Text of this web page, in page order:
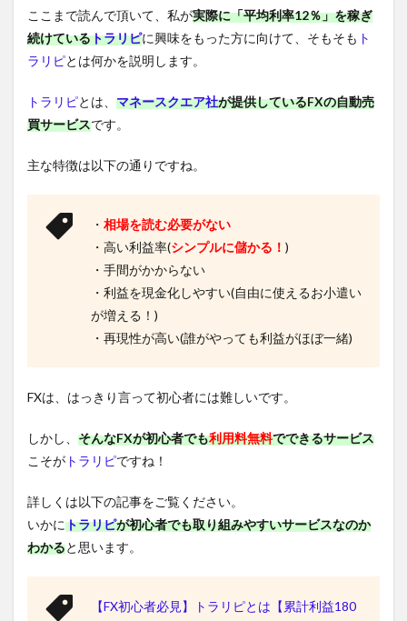
ここまで読んで頂いて、私が実際に「平均利率12％」を稼ぎ
続けているトラリピに興味をもった方に向けて、そもそも ト
ラリピとは何かを説明します。
トラリピとは、 マネースクエア社が提供しているFXの自動売
買サービスです。
主な特徴は以下の通りですね。
・ 相場を読む必要がない
・高い利益率(シンプルに儲かる！ )
・手間がかからない
・利益を現金化しやすい(自由に使えるお小遣い
が増える！)
・再現性が高い(誰がやっても利益がほぼ一緒)
FXは、はっきり言って初心者には難しいです。
しかし、 そんなFXが初心者でも利用料無料でできるサービス
こそが トラリピですね！
詳しくは以下の記事をご覧ください。
いかにトラリピが初心者でも取り組みやすいサービスなのか
わかると思います。
【FX初心者必見】トラリピとは【累計利益180